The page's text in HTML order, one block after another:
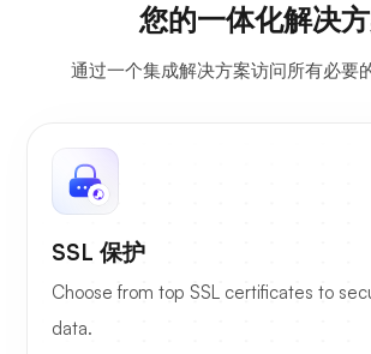
您的一体化解决
通过一个集成解决方案访问所有必要
SSL 保护
Choose from top SSL certificates to
data.